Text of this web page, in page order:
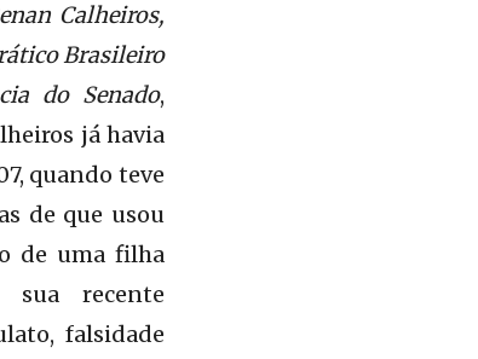
Calheiros,
Brasileiro
do Senado,
já havia
quando teve
de que usou
de uma filha
recente
falsidade